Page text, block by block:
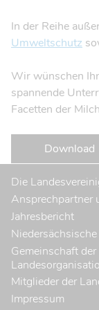
In der Reihe
Umweltschutz
Wir wünschen
spannende
Facetten der
Download
Die
Ansprechpartner
Jahresbericht
Gemeinschaft
Mitglieder der
Impressum